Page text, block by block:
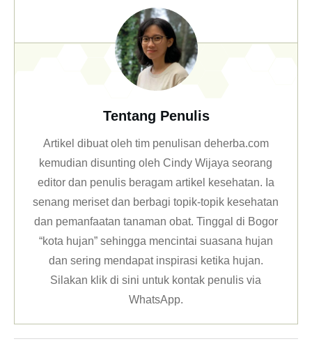
Tentang Penulis
Artikel dibuat oleh tim penulisan deherba.com
kemudian disunting oleh Cindy Wijaya seorang
editor dan penulis beragam artikel kesehatan. Ia
senang meriset dan berbagi topik-topik kesehatan
dan pemanfaatan tanaman obat. Tinggal di Bogor
“kota hujan” sehingga mencintai suasana hujan
dan sering mendapat inspirasi ketika hujan.
Silakan klikdi sini untuk kontak penulis via
WhatsApp.